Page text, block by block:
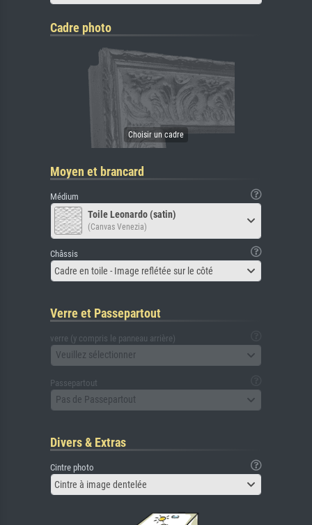
Cadre photo
Moyen et brancard
Médium
Toile Leonardo (satin)
(Canvas Venezia)
Châssis
Cadre en toile - Image reflétée sur le côté
Verre et Passepartout
verre (y compris le panneau arrière)
Veuillez sélectionner
Passepartout
Pas de Passepartout
Divers & Extras
Cintre photo
Cintre à image dentelée